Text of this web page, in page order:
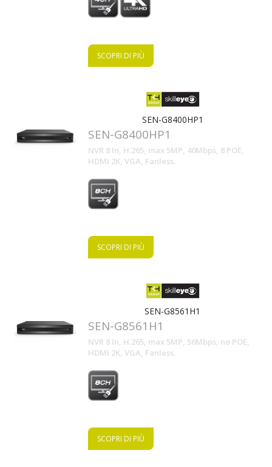
SCOPRI DI PIÙ
SEN-G8400HP1
SEN-G8400HP1
NVR 8 In, H.265, max 5MP, 40Mbps, 8 POE,
HDMI 2K, VGA, Fanless.
SCOPRI DI PIÙ
SEN-G8561H1
SEN-G8561H1
NVR 8 In, H.265, max 5MP, 56Mbps, no POE,
HDMI 2K, VGA, Fanless.
SCOPRI DI PIÙ